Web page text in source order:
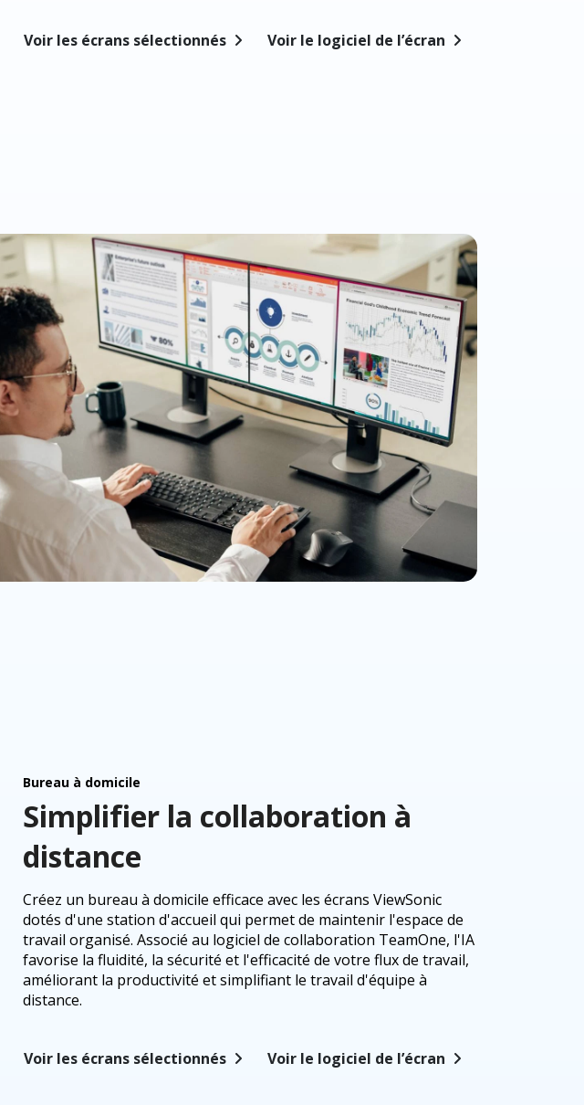
Voir les écrans sélectionnés Voir le logiciel de l’écran
Bureau à domicile
Simplifier la collaboration à
distance
Créez un bureau à domicile efficace avec les écrans ViewSonic
dotés d'une station d'accueil qui permet de maintenir l'espace de
travail organisé. Associé au logiciel de collaboration TeamOne, l'IA
favorise la fluidité, la sécurité et l'efficacité de votre flux de travail,
améliorant la productivité et simplifiant le travail d'équipe à
distance.
Voir les écrans sélectionnés Voir le logiciel de l’écran